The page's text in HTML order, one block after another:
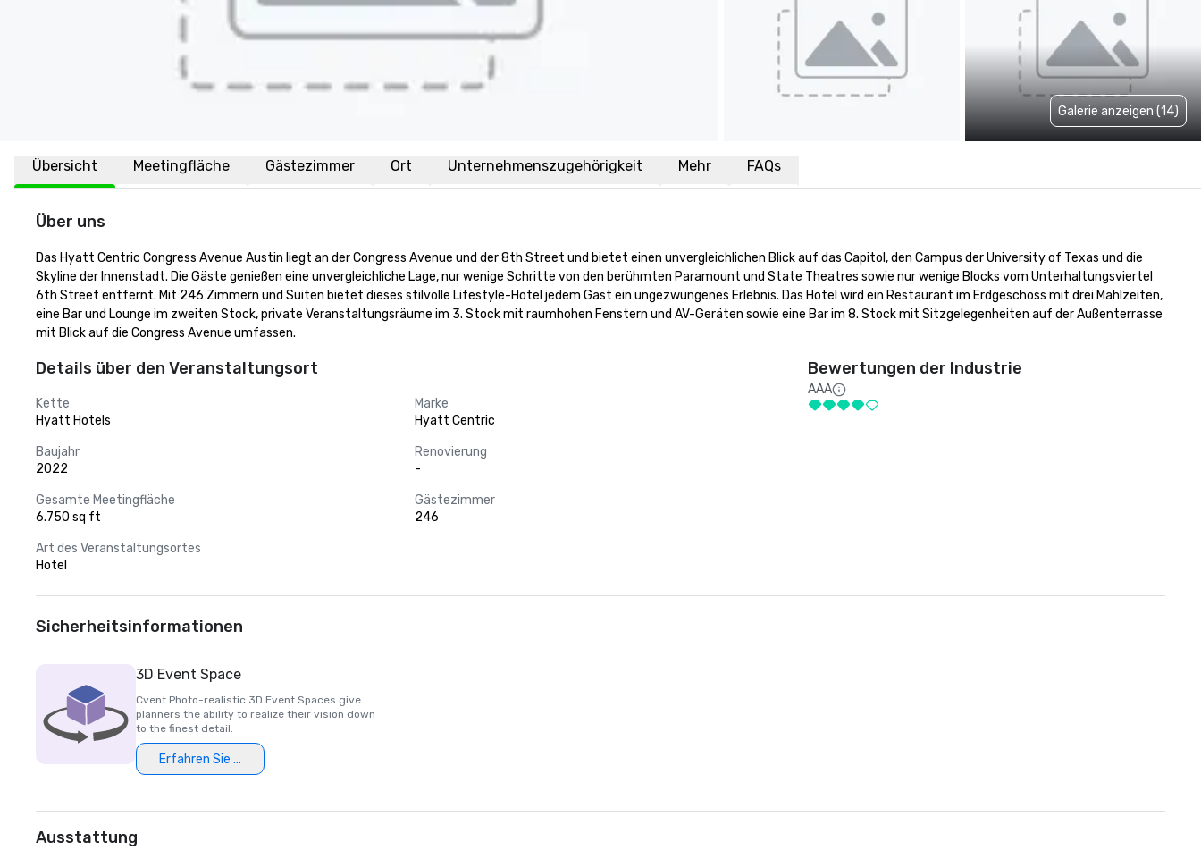
Galerie anzeigen (14)
Übersicht Meetingfläche Gästezimmer Ort Unternehmenszugehörigkeit Mehr FAQs
Über uns
Das Hyatt Centric Congress Avenue Austin liegt an der Congress Avenue und der 8th Street und bietet einen unvergleichlichen Blick auf das Capitol, den Campus der University of Texas und die
Skyline der Innenstadt. Die Gäste genießen eine unvergleichliche Lage, nur wenige Schritte von den berühmten Paramount und State Theatres sowie nur wenige Blocks vom Unterhaltungsviertel
6th Street entfernt. Mit 246 Zimmern und Suiten bietet dieses stilvolle Lifestyle-Hotel jedem Gast ein ungezwungenes Erlebnis. Das Hotel wird ein Restaurant im Erdgeschoss mit drei Mahlzeiten,
eine Bar und Lounge im zweiten Stock, private Veranstaltungsräume im 3. Stock mit raumhohen Fenstern und AV-Geräten sowie eine Bar im 8. Stock mit Sitzgelegenheiten auf der Außenterrasse
mit Blick auf die Congress Avenue umfassen.
Details über den Veranstaltungsort
Kette
Hyatt Hotels
Marke
Hyatt Centric
Baujahr
2022
Renovierung
-
Gesamte Meetingfläche
6.750 sq ft
Gästezimmer
246
Art des Veranstaltungsortes
Hotel
Bewertungen der Industrie
AAA
Sicherheitsinformationen
3D Event Space
Cvent Photo-realistic 3D Event Spaces give
planners the ability to realize their vision down
to the finest detail.
Erfahren Sie mehr
Ausstattung